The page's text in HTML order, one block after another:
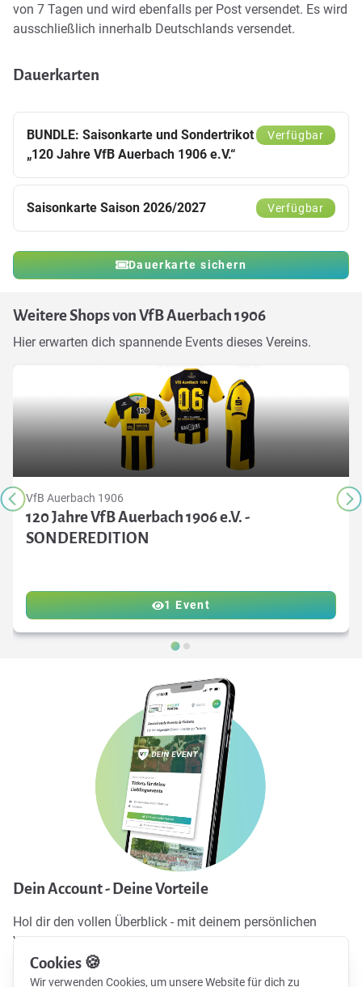
von 7 Tagen und wird ebenfalls per Post versendet. Es wird
ausschließlich innerhalb Deutschlands versendet.
Dauerkarten
BUNDLE: Saisonkarte und Sondertrikot
„120 Jahre VfB Auerbach 1906 e.V.“
Verfügbar
Saisonkarte Saison 2026/2027 Verfügbar
Dauerkarte sichern
Weitere Shops von VfB Auerbach 1906
Hier erwarten dich spannende Events dieses Vereins.
VfB Auerbach 1906
120 Jahre VfB Auerbach 1906 e.V. -
SONDEREDITION
1 Event
Dein Account - Deine Vorteile
Hol dir den vollen Überblick - mit deinem persönlichen
Vereinsticket-Profil. Alle Vorteile mit nur einem Login:
Alle Tickets immer griffbereit
Cookies 🍪
Wir verwenden Cookies, um unsere Website für dich zu